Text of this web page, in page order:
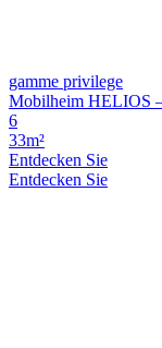
gamme privilege
Mobilheim HELIOS
6
33m²
Entdecken Sie
Entdecken Sie